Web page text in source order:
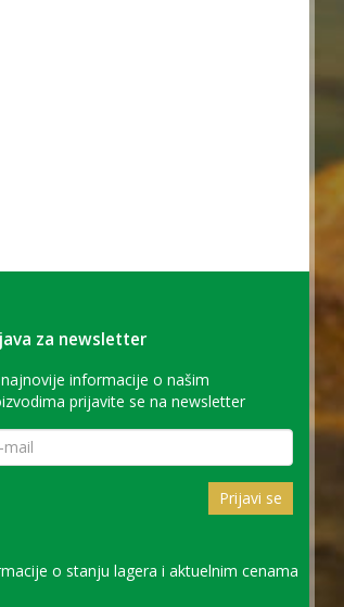
za newsletter
informacije o našim
prijavite se na newsletter
Prijavi se
o stanju lagera i aktuelnim cenama